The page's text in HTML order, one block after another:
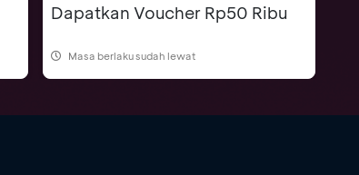
Dapatkan Voucher Rp50 Ribu
Masa berlaku sudah lewat